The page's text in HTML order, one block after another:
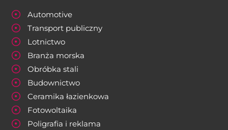
Automotive
Transport publiczny
Lotnictwo
Branża morska
Obróbka stali
Budownictwo
Ceramika łazienkowa
Fotowoltaika
Poligrafia i reklama